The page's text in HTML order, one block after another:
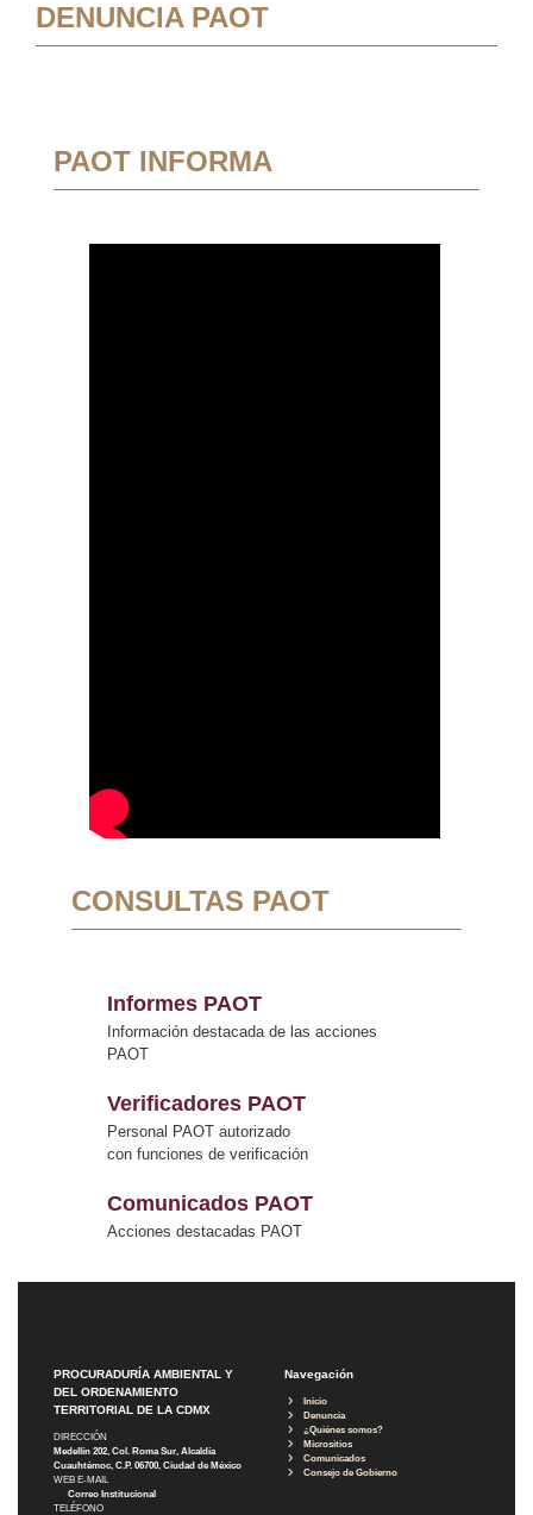
DENUNCIA PAOT
PAOT INFORMA
CONSULTAS PAOT
Informes PAOT
Información destacada de las acciones
PAOT
Verificadores PAOT
Personal PAOT autorizado
con funciones de verificación
Comunicados PAOT
Acciones destacadas PAOT
PROCURADURÍA AMBIENTAL Y
DEL ORDENAMIENTO
TERRITORIAL DE LA CDMX
DIRECCIÓN
Medellín 202, Col. Roma Sur, Alcaldía
Cuauhtémoc, C.P. 06700, Ciudad de México
WEB E-MAIL
Correo Institucional
TELÉFONO
Navegación
Inicio
Denuncia
¿Quiénes somos?
Micrositios
Comunicados
Consejo de Gobierno